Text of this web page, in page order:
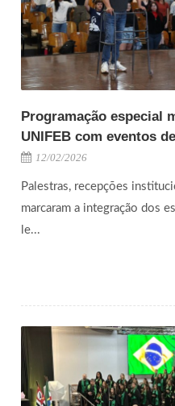
Programação especial
UNIFEB com eventos
12/02/2026
Palestras, recepções
marcaram a integração dos
le...